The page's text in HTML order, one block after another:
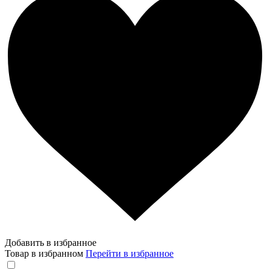
Добавить в избранное
Товар в избранном Перейти в избранное